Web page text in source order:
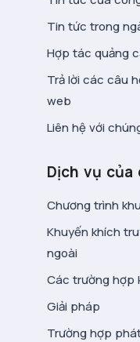
Tin tức trong
Hợp tác quảng
Trả lời các câu
web
Liên hệ với
Dịch vụ
Chương trình
Khuyến khích
ngoài
Các trường hợp
Giải pháp
Trường hợp